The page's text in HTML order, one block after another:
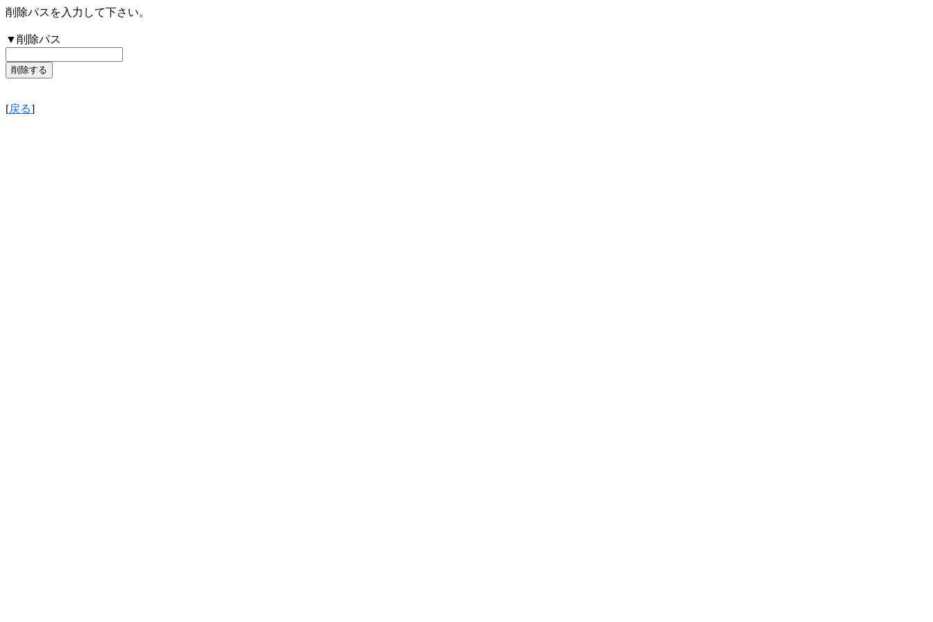
削除パスを入力して下さい。
▼削除パス
[戻る]